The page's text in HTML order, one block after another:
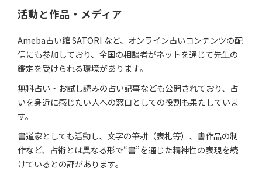
活動と作品・メディア
Ameba占い館 SATORI など、オンライン占いコンテンツの配
信にも参加しており、全国の相談者がネットを通じて先生の
鑑定を受けられる環境があります。
無料占い・お試し読みの占い記事なども公開されており、占
いを身近に感じたい人への窓口としての役割も果たしていま
す。
書道家としても活動し、文字の筆耕（表札等）、書作品の制
作など、占術とは異なる形で“書”を通じた精神性の表現を続
けているとの評があります。